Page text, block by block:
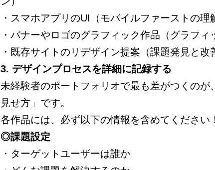
・スマホアプリのUI（モバイルファーストの理
・バナーやロゴのグラフィック作品（グラフィ
・既存サイトのリデザイン提案（課題発見と改
3. デザインプロセスを詳細に記録する
未経験者のポートフォリオで最も差がつくのが
見せ方」です。
各作品には、必ず以下の情報を含めてください！
◎課題設定
・ターゲットユーザーは誰か